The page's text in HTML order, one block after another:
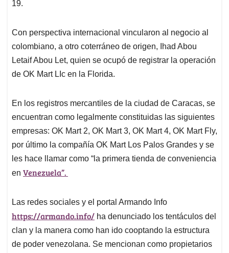
19.
Con perspectiva internacional vincularon al negocio al
colombiano, a otro coterráneo de origen, Ihad Abou
Letaif Abou Let, quien se ocupó de registrar la operación
de OK Mart LIc en la Florida.
En los registros mercantiles de la ciudad de Caracas, se
encuentran como legalmente constituidas las siguientes
empresas: OK Mart 2, OK Mart 3, OK Mart 4, OK Mart Fly,
por último la compañía OK Mart Los Palos Grandes y se
les hace llamar como “la primera tienda de conveniencia
en Venezuela”.
Las redes sociales y el portal Armando Info
https://armando.info/ ha denunciado los tentáculos del
clan y la manera como han ido cooptando la estructura
de poder venezolana. Se mencionan como propietarios